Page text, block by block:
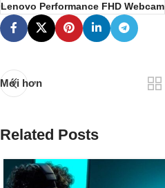
Lenovo Performance FHD Webcam
Mới hơn
Related Posts